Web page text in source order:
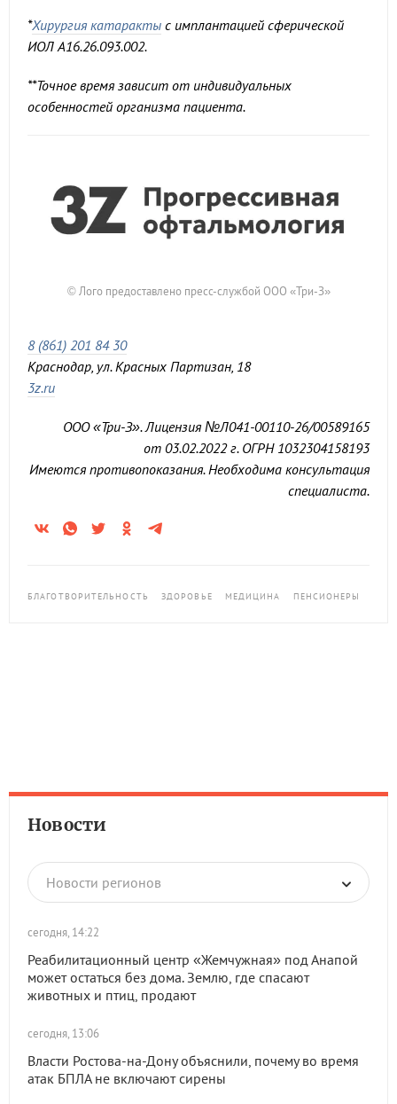
*Хирургия катаракты с имплантацией сферической
ИОЛ A16.26.093.002.
**Точное время зависит от индивидуальных
особенностей организма пациента.
© Лого предоставлено пресс-службой ООО «Три-З»
8 (861) 201 84 30
Краснодар, ул. Красных Партизан, 18
3z.ru
ООО «Три-З». Лицензия №Л041-00110-26/00589165
от 03.02.2022 г. ОГРН 1032304158193
Имеются противопоказания. Необходима консультация
специалиста.
БЛАГОТВОРИТЕЛЬНОСТЬ ЗДОРОВЬЕ МЕДИЦИНА ПЕНСИОНЕРЫ
Новости
Новости регионов
сегодня, 14:22
Реабилитационный центр «Жемчужная» под Анапой
может остаться без дома. Землю, где спасают
животных и птиц, продают
сегодня, 13:06
Власти Ростова-на-Дону объяснили, почему во время
атак БПЛА не включают сирены